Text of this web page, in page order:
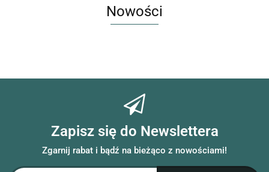
Nowości
Zapisz się do Newslettera
Zgarnij rabat i bądź na bieżąco z nowościami!